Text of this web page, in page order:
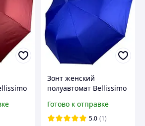
Зонт женский
полуавтомат Bellissimo
небо", 10 спиц Синий
Готово к отправке
5.0 (1)